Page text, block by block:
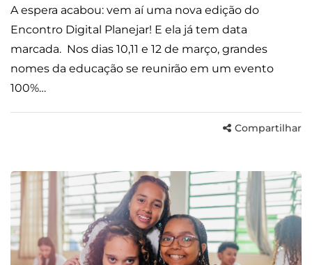
A espera acabou: vem aí uma nova edição do
Encontro Digital Planejar! E ela já tem data
marcada. Nos dias 10,11 e 12 de março, grandes
nomes da educação se reunirão em um evento
100%…
Compartilhar